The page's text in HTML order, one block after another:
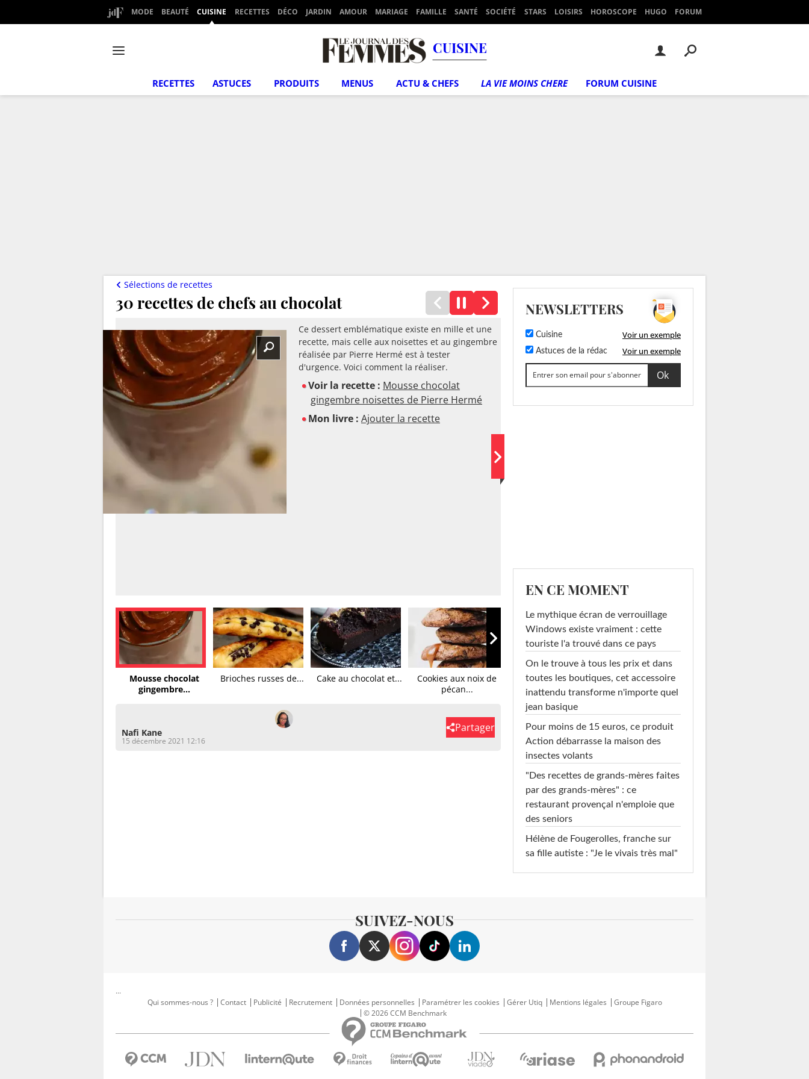
MODE BEAUTÉ CUISINE RECETTES DÉCO JARDIN AMOUR MARIAGE FAMILLE SANTÉ SOCIÉTÉ STARS LOISIRS HOROSCOPE HUGO FORUM
CUISINE
RECETTES ASTUCES PRODUITS MENUS ACTU & CHEFS LA VIE MOINS CHERE FORUM CUISINE
30 recettes de chefs au chocolat
Sélections de recettes
Ce dessert emblématique existe en mille et une
recette, mais celle aux noisettes et au gingembre
réalisée par Pierre Hermé est à tester
d'urgence. Voici comment la réaliser.
Voir la recette : Mousse chocolat
gingembre noisettes de Pierre Hermé
Mon livre : Ajouter la recette
Mousse chocolat
gingembre...
Brioches russes de... Cake au chocolat et...
Cookies aux noix de
pécan...
Cake marbré de
François...
Nafi Kane
15 décembre 2021 12:16
Partager
NEWSLETTERS
Cuisine Voir un exemple
Astuces de la rédac Voir un exemple
EN CE MOMENT
Le mythique écran de verrouillage
Windows existe vraiment : cette
touriste l'a trouvé dans ce pays
On le trouve à tous les prix et dans
toutes les boutiques, cet accessoire
inattendu transforme n'importe quel
jean basique
Pour moins de 15 euros, ce produit
Action débarrasse la maison des
insectes volants
"Des recettes de grands-mères faites
par des grands-mères" : ce
restaurant provençal n'emploie que
des seniors
Hélène de Fougerolles, franche sur
sa fille autiste : "Je le vivais très mal"
SUIVEZ-NOUS
...
Qui sommes-nous ?
Contact Publicité Recrutement Données personnelles Paramétrer les cookies Gérer Utiq Mentions légales
Groupe Figaro
© 2026 CCM Benchmark